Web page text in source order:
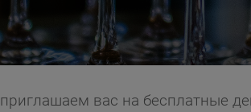
приглашаем вас на бесплатные